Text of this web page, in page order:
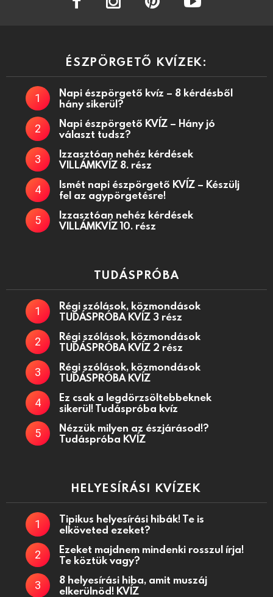
ÉSZPÖRGETŐ KVÍZEK:
Napi észpörgető kvíz – 8 kérdésből
hány sikerül?
Napi észpörgető KVÍZ – Hány jó
választ tudsz?
Izzasztóan nehéz kérdések
VILLÁMKVÍZ 8. rész
Ismét napi észpörgető KVÍZ – Készülj
fel az agypörgetésre!
Izzasztóan nehéz kérdések
VILLÁMKVÍZ 10. rész
TUDÁSPRÓBA
Régi szólások, közmondások
TUDÁSPRÓBA KVÍZ 3 rész
Régi szólások, közmondások
TUDÁSPRÓBA KVÍZ 2 rész
Régi szólások, közmondások
TUDÁSPRÓBA KVÍZ
Ez csak a legdörzsöltebbeknek
sikerül! Tudáspróba kvíz
Nézzük milyen az észjárásod!?
Tudáspróba KVÍZ
HELYESÍRÁSI KVÍZEK
Tipikus helyesírási hibák! Te is
elköveted ezeket?
Ezeket majdnem mindenki rosszul írja!
Te köztük vagy?
8 helyesírási hiba, amit muszáj
elkerülnöd! KVÍZ